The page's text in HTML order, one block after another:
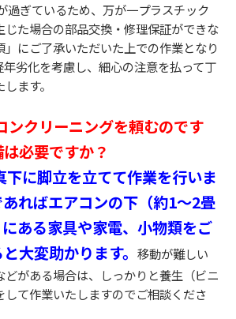
ぎているため、 万が一プラスチック
じた場合の部品交換・修理保証ができな
」にご了承いただいた上での作業となり
年劣化を考慮し、 細心の注意を払って丁
ます。
ンクリーニングを頼むのです
必要ですか？
下に脚立を立てて作業を行いま
ればエアコンの下（約1〜2畳
ある家具や家電、 小物類をご
大変助かります。 移動が難しい
がある場合は、
しっかりと養生（ビニ
して作業いたしますのでご相談くださ